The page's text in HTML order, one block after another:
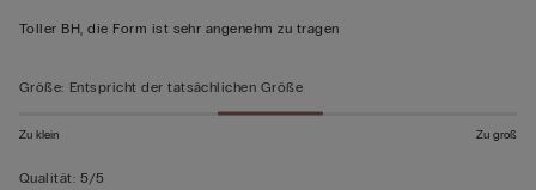
von
bewertet
Toller BH, die Form ist sehr angenehm zu tragen
Größe: Entspricht der tatsächlichen Größe
Zu klein Zu groß
Qualität: 5/5